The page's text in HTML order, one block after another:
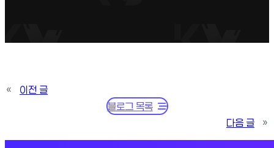
«
이전 글
블로그 목록
다음 글
»